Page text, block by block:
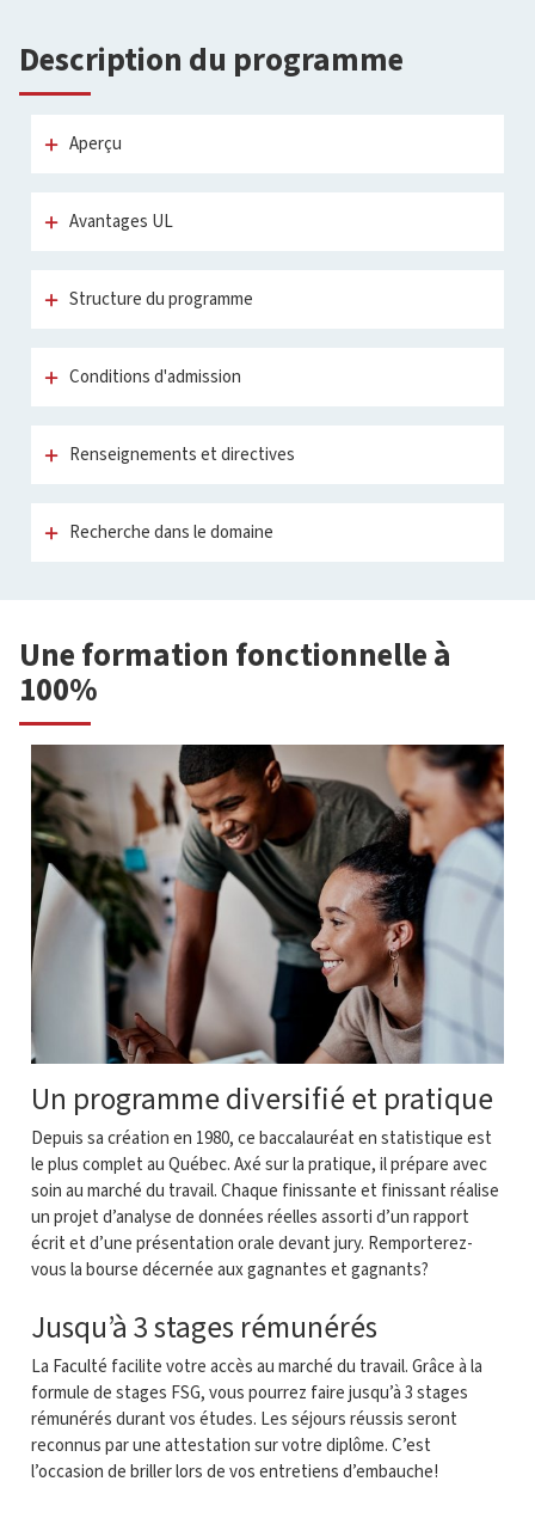
Description du programme
Aperçu
Avantages UL
Structure du programme
Conditions d'admission
Renseignements et directives
Recherche dans le domaine
Une formation fonctionnelle à
100%
Un programme diversifié et pratique
Depuis sa création en 1980, ce baccalauréat en statistique est
le plus complet au Québec. Axé sur la pratique, il prépare avec
soin au marché du travail. Chaque finissante et finissant réalise
un projet d’analyse de données réelles assorti d’un rapport
écrit et d’une présentation orale devant jury. Remporterez-
vous la bourse décernée aux gagnantes et gagnants?
Jusqu’à 3 stages rémunérés
La Faculté facilite votre accès au marché du travail. Grâce à la
formule de stages FSG, vous pourrez faire jusqu’à 3 stages
rémunérés durant vos études. Les séjours réussis seront
reconnus par une attestation sur votre diplôme. C’est
l’occasion de briller lors de vos entretiens d’embauche!